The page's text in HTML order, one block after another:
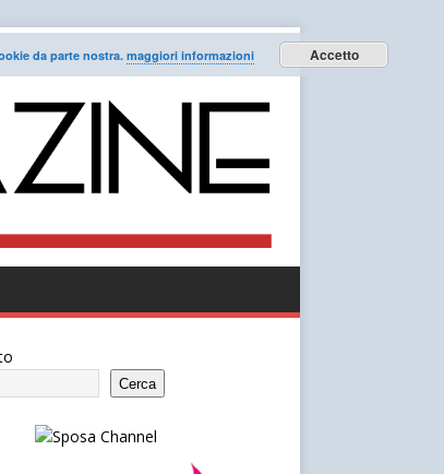
Cerca
da parte nostra.maggiori informazioni Accetto